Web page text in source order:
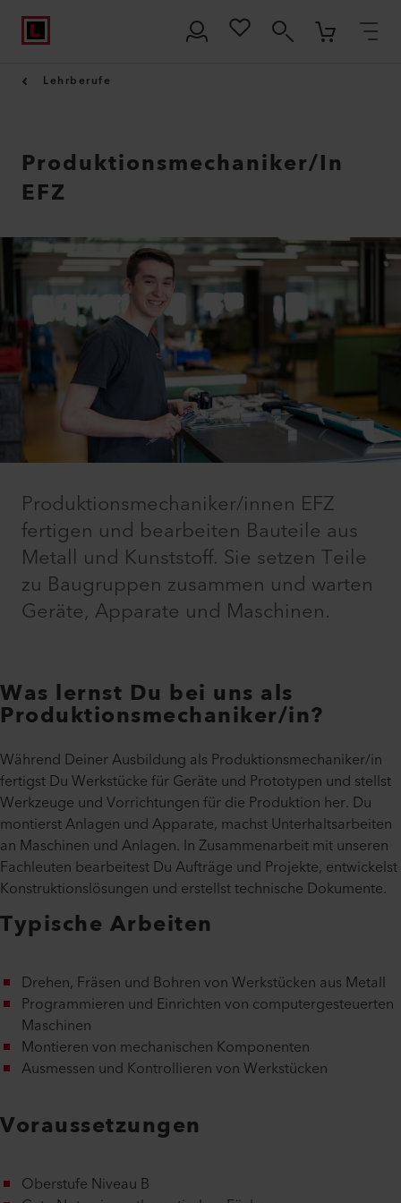
Lehrberufe
Produktions­mechaniker/In
EFZ
Produktionsmechaniker/innen EFZ
fertigen und bearbeiten Bauteile aus
Metall und Kunststoff. Sie setzen Teile
zu Baugruppen zusammen und warten
Geräte, Apparate und Maschinen.
Was lernst Du bei uns als
Produktionsmechaniker/in?
Während Deiner Ausbildung als Produktionsmechaniker/in
fertigst Du Werkstücke für Geräte und Prototypen und stellst
Werkzeuge und Vorrichtungen für die Produktion her. Du
montierst Anlagen und Apparate, machst Unterhaltsarbeiten
an Maschinen und Anlagen. In Zusammenarbeit mit unseren
Fachleuten bearbeitest Du Aufträge und Projekte, entwickelst
Konstruktionslösungen und erstellst technische Dokumente.
Typische Arbeiten
Drehen, Fräsen und Bohren von Werkstücken aus Metall
Programmieren und Einrichten von computergesteuerten
Maschinen
Montieren von mechanischen Komponenten
Ausmessen und Kontrollieren von Werkstücken
Voraussetzungen
Oberstufe Niveau B